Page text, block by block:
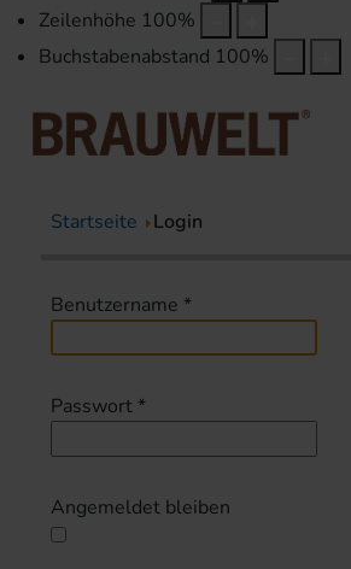
Zeilenhöhe 100%
Buchstabenabstand 100%
Startseite Login
Benutzername *
Passwort *
Angemeldet bleiben